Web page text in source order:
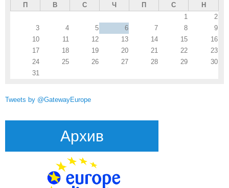
П В С Ч П С
Н
1
2
3
4 5 6 7 8
9
10
11 12 13 14 15
16
17
18 19 20 21 22
23
24
25 26 27 28 29
30
31
Tweets by @GatewayEurope
Архив